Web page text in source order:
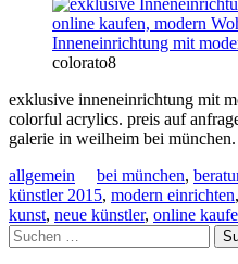
colorato8
exklusive inneneinrichtung mit
colorful acrylics. preis auf
galerie in weilheim bei münchen.
allgemein
bei münchen,
künstler 2015, modern einrichten,
kunst, neue künstler, online
Suchen
nach: